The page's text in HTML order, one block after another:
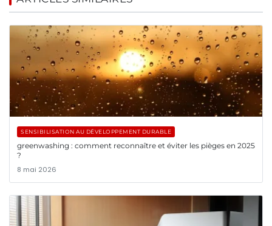
SENSIBILISATION AU DÉVELOPPEMENT DURABLE
greenwashing : comment reconnaître et éviter les pièges en 2025
?
8 mai 2026